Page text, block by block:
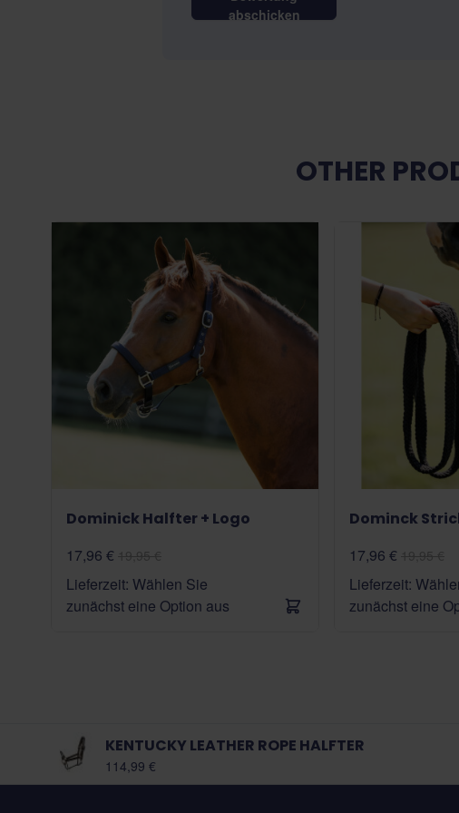
abschicken
OTHER
Dominick Halfter + Logo
17,96 €
Lieferzeit: Wählen Sie
zunächst eine Option aus
Dominck
17,96 €
Lieferzeit:
zunächst eine
KENTUCKY LEATHER ROPE HALFTER
Ab:
114,99 €